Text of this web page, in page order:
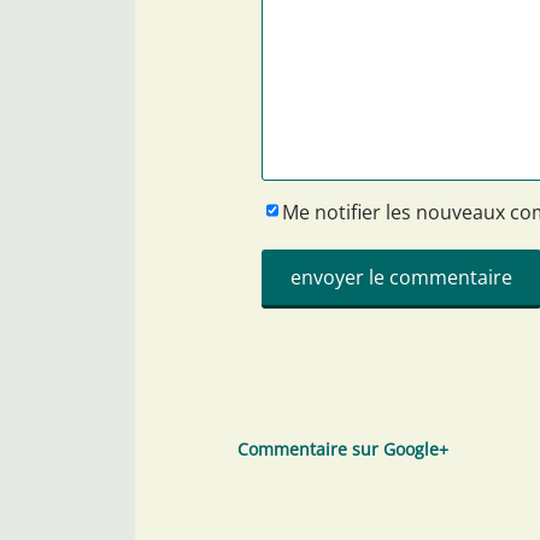
Me notifier les nouveaux
Commentaire sur Google+